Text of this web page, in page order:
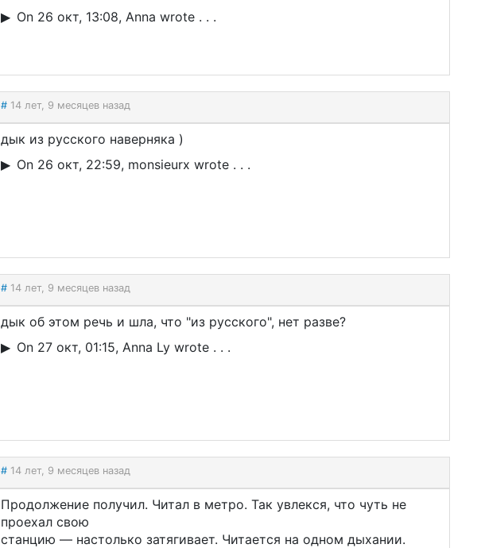
On 26 окт, 13:08, Anna wrote . . .
# 14 лет, 9 месяцев назад
дык из русского наверняка )
On 26 окт, 22:59, monsieurx wrote . . .
# 14 лет, 9 месяцев назад
дык об этом речь и шла, что "из русского", нет разве?
On 27 окт, 01:15, Anna Ly wrote . . .
# 14 лет, 9 месяцев назад
Продолжение получил. Читал в метро. Так увлекся, что чуть не
проехал свою
станцию — настолько затягивает. Читается на одном дыхании.